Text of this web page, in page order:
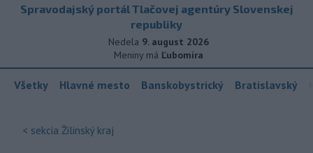
Spravodajský portál Tlačovej agentúry Slovenskej
republiky
Nedela 9. august 2026
Meniny má Ľubomíra
Všetky Hlavné mesto Banskobystrický Bratislavský
< sekcia Žilinský kraj